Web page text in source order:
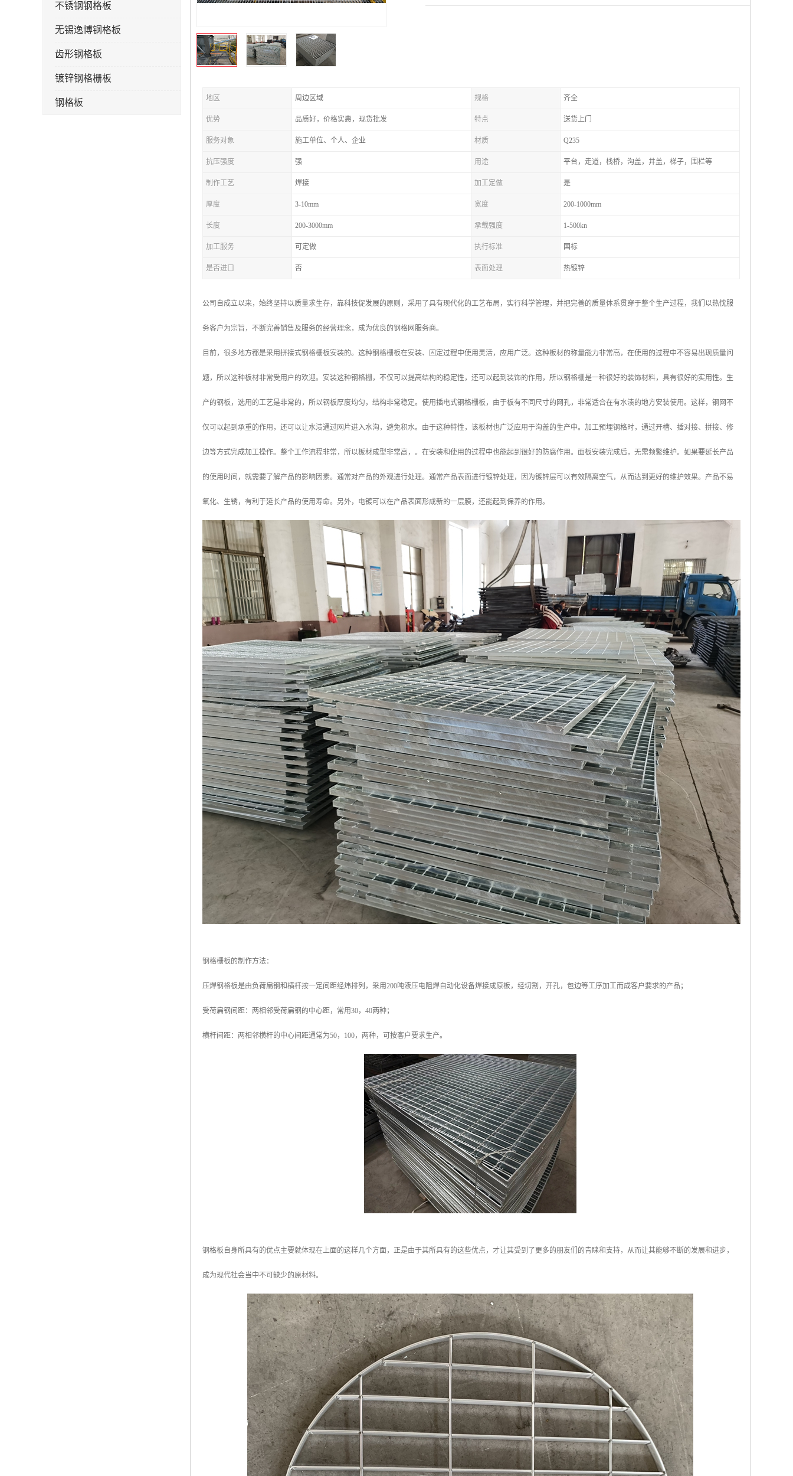
不锈钢钢格板
无锡逸博钢格板
齿形钢格板
镀锌钢格栅板
钢格板 地区 周边区域 规格 齐全
优势 品质好，价格实惠，现货批发 特点 送货上门
服务对象 施工单位、个人、企业 材质 Q235
抗压强度 强 用途 平台，走道，栈桥，沟盖，井盖，梯子，围栏等
制作工艺 焊接 加工定做 是
厚度 3-10mm 宽度 200-1000mm
长度 200-3000mm 承载强度 1-500kn
加工服务 可定做 执行标准 国标
是否进口 否 表面处理 热镀锌
公司自成立以来，始终坚持以质量求生存，靠科技促发展的原则，采用了具有现代化的工艺布局，实行科学管理，并把完善的质量体系贯穿于整个生产过程，我们以热忱服
务客户为宗旨，不断完善销售及服务的经营理念，成为优良的钢格网服务商。
目前，很多地方都是采用拼接式钢格栅板安装的。这种钢格栅板在安装、固定过程中使用灵活，应用广泛。这种板材的称量能力非常高，在使用的过程中不容易出现质量问
题，所以这种板材非常受用户的欢迎。安装这种钢格栅，不仅可以提高结构的稳定性，还可以起到装饰的作用，所以钢格栅是一种很好的装饰材料，具有很好的实用性。生
产的钢板，选用的工艺是非常的，所以钢板厚度均匀，结构非常稳定。使用插电式钢格栅板，由于板有不同尺寸的网孔，非常适合在有水渍的地方安装使用。这样，钢网不
仅可以起到承重的作用，还可以让水渍通过网片进入水沟，避免积水。由于这种特性，该板材也广泛应用于沟盖的生产中。加工预埋钢格时，通过开槽、插对接、拼接、修
边等方式完成加工操作。整个工作流程非常，所以板材成型非常高，。在安装和使用的过程中也能起到很好的防腐作用。面板安装完成后，无需频繁维护。如果要延长产品
的使用时间，就需要了解产品的影响因素。通常对产品的外观进行处理。通常产品表面进行镀锌处理，因为镀锌层可以有效隔离空气，从而达到更好的维护效果。产品不易
氧化、生锈，有利于延长产品的使用寿命。另外，电镀可以在产品表面形成新的一层膜，还能起到保养的作用。
钢格栅板的制作方法：
压焊钢格板是由负荷扁钢和横杆按一定间距经炜排列，采用200吨液压电阻焊自动化设备焊接成原板，经切割，开孔，包边等工序加工而成客户要求的产品；
受荷扁钢间距：两相邻受荷扁钢的中心距，常用30，40两种；
横杆间距：两相邻横杆的中心间距通常为50，100，两种，可按客户要求生产。
钢格板自身所具有的优点主要就体现在上面的这样几个方面，正是由于其所具有的这些优点，才让其受到了更多的朋友们的青睐和支持，从而让其能够不断的发展和进步，
成为现代社会当中不可缺少的原材料。